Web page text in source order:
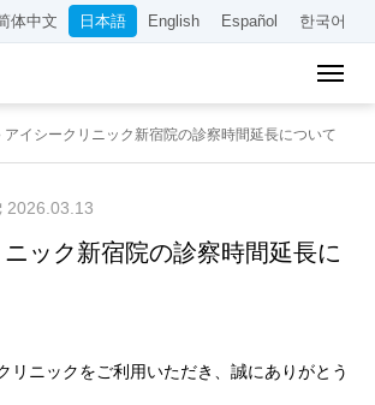
体中文 日本語 English Español 한국어
アイシークリニック新宿院の診察時間延長について
2026.03.13
ック新宿院の診察時間延長に
リニックをご利用いただき、誠にありがとう